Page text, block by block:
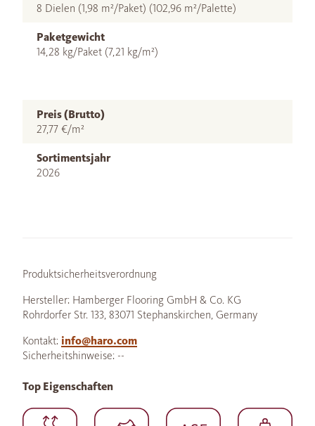
8 Dielen (1,98 m²/Paket) (102,96 m²/Palette)
Paketgewicht
14,28 kg/Paket (7,21 kg/m²)
Preis (Brutto)
27,77 €/m²
Sortimentsjahr
2026
Produktsicherheitsverordnung
Hersteller: Hamberger Flooring GmbH & Co. KG
Rohrdorfer Str. 133, 83071 Stephanskirchen, Germany
Kontakt: info@haro.com
Sicherheitshinweise: --
Top Eigenschaften